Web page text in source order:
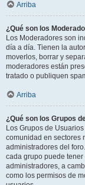
Arriba
¿Qué son los
Los Moderadores son
día a día. Tienen la
moverlos, borrar y
moderadores están
tratado o publiquen
Arriba
¿Qué son los Grupos
Los Grupos de
comunidad en sectores
administradores del
cada grupo puede
administradores, a
como los permisos de